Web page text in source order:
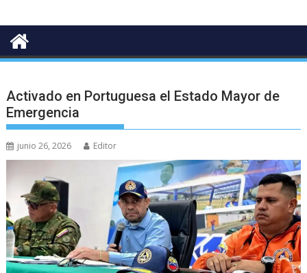
Activado en Portuguesa el Estado Mayor de
Emergencia
junio 26, 2026 Editor